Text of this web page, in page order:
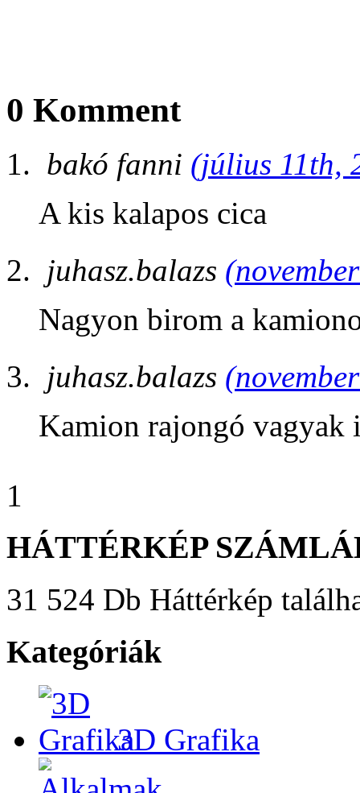
0 Komment
bakó fanni (július 11th,
A kis kalapos cica
juhasz.balazs
Nagyon birom a
juhasz.balazs
Kamion rajongó vagyak
1
HÁTTÉRKÉP
31 524 Db Háttérkép
Kategóriák
3D Grafika